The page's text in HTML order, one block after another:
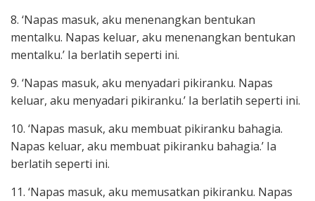
8. ‘Napas masuk, aku menenangkan bentukan
mentalku. Napas keluar, aku menenangkan bentukan
mentalku.’ Ia berlatih seperti ini.
9. ‘Napas masuk, aku menyadari pikiranku. Napas
keluar, aku menyadari pikiranku.’ Ia berlatih seperti ini.
10. ‘Napas masuk, aku membuat pikiranku bahagia.
Napas keluar, aku membuat pikiranku bahagia.’ Ia
berlatih seperti ini.
11. ‘Napas masuk, aku memusatkan pikiranku. Napas